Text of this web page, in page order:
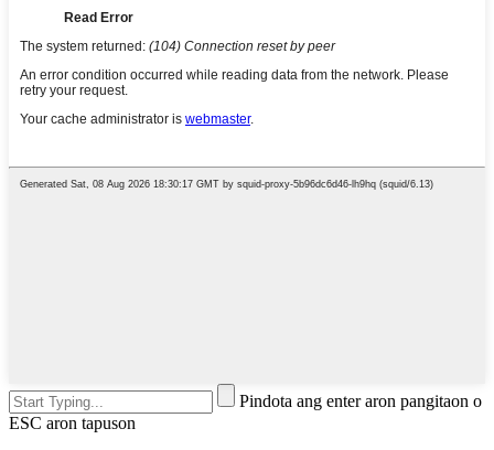
Pindota ang enter aron pangitaon o
ESC aron tapuson